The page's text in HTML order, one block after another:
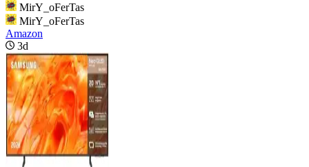
MirY_oFerTas
MirY_oFerTas
Amazon
3d